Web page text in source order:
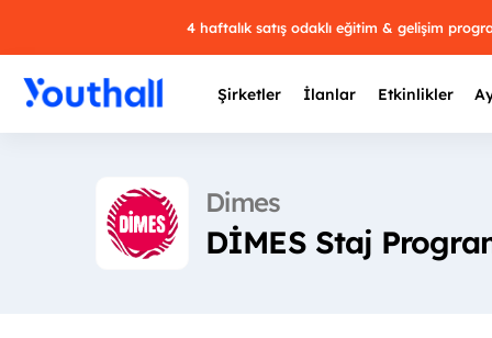
4 haftalık satış odaklı eğitim & gelişim
Şirketler İlanlar Etkinlikler
Dimes
DİMES Staj